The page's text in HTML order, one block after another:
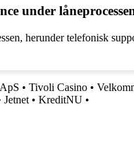
under
herunder telefonisk
• Tivoli Casino •
Jetnet • KreditNU •